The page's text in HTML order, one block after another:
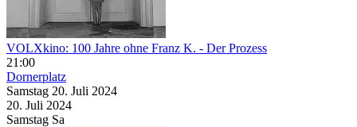
VOLXkino: 100 Jahre ohne Franz K. - Der Prozess
21:00
Dornerplatz
Samstag 20. Juli 2024
20. Juli 2024
Samstag Sa